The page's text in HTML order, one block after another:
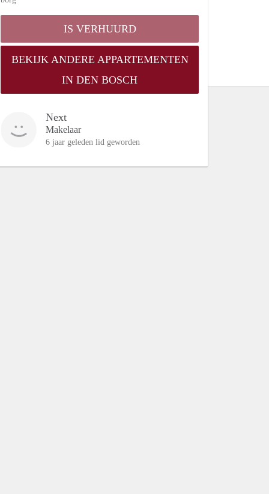
IS VERHUURD
BEKIJK ANDERE APPARTEMENTEN
IN DEN BOSCH
Next
Makelaar
6 jaar geleden lid geworden